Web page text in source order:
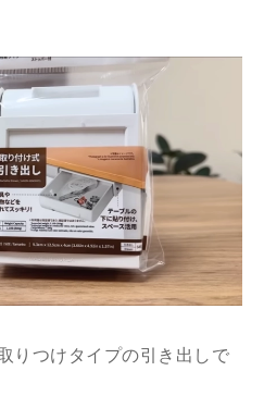
りつけタイプの引き出しで